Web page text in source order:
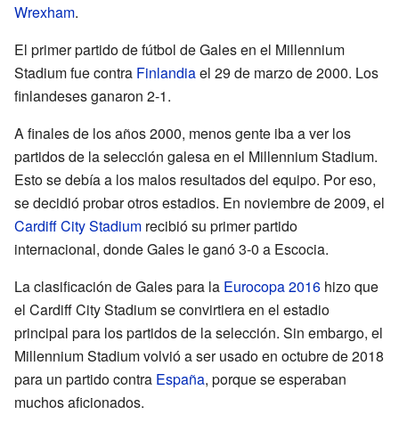
Wrexham.
El primer partido de fútbol de Gales en el Millennium
Stadium fue contra Finlandiael 29 de marzo de 2000. Los
finlandeses ganaron 2-1.
A finales de los años 2000, menos gente iba a ver los
partidos de la selección galesa en el Millennium Stadium.
Esto se debía a los malos resultados del equipo. Por eso,
se decidió probar otros estadios. En noviembre de 2009, el
Cardiff City Stadium recibió su primer partido
internacional, donde Gales le ganó 3-0 a Escocia.
La clasificación de Gales para la Eurocopa 2016 hizo que
el Cardiff City Stadium se convirtiera en el estadio
principal para los partidos de la selección. Sin embargo, el
Millennium Stadium volvió a ser usado en octubre de 2018
para un partido contra España, porque se esperaban
muchos aficionados.